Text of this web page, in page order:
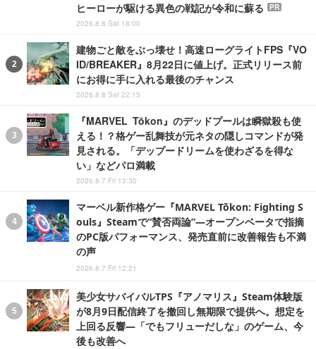
ヒーローが駆ける異色の戦記が令和に蘇る PR
2026.8.8 Sat 18:00
建物ごと敵をぶっ壊せ！高速ローグライトFPS『VO
ID/BREAKER』8月22日に値上げ。正式リリース前
にお得に手に入れる最後のチャンス
2026.8.8 Sat 22:15
『MARVEL Tōkon』のデッドプールは瞬獄殺も使
える！？格ゲー乱舞技が元ネタの隠しコマンドが発
見される。「デップードリームを使わざるを得な
い」などパロ満載
2026.8.7 Fri 13:30
マーベル新作格ゲー『MARVEL Tōkon: Fighting S
ouls』Steamで“賛否両論”―オープンベータで指摘
のPC版パフォーマンス、発売直前に改善報告も不満
の声
2026.8.7 Fri 12:21
美少女サバイバルTPS『アノマリス』Steam体験版
が8月9日配信終了を撤回し無期限で提供へ。想定を
上回る反響―「でもフリューだしな」のゲーム、今
後も改善へ